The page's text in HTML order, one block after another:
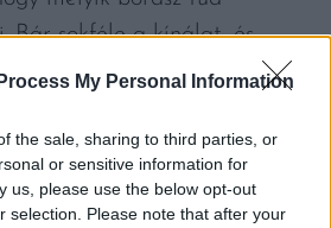
My Personal Information
the sale, sharing to third parties, or
or sensitive information for
us, please use the below opt-out
selection. Please note that after your
Bár sokféle a kínálat, és
is igen változatos az
mindenki
A Bencze Birtok
vinotékája idén hibrid